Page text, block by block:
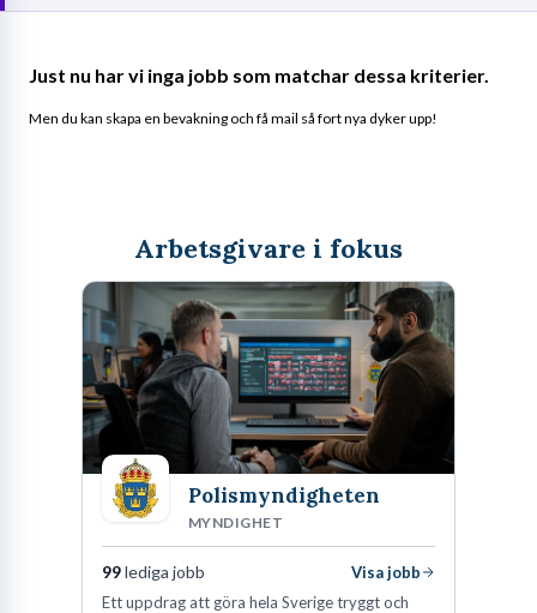
Just nu har vi inga jobb som matchar dessa kriterier.
Men du kan skapa en bevakning och få mail så fort nya dyker upp!
Arbetsgivare i fokus
Polismyndigheten
MYNDIGHET
99lediga jobb
Visa jobb
Ett uppdrag att göra hela Sverige tryggt och